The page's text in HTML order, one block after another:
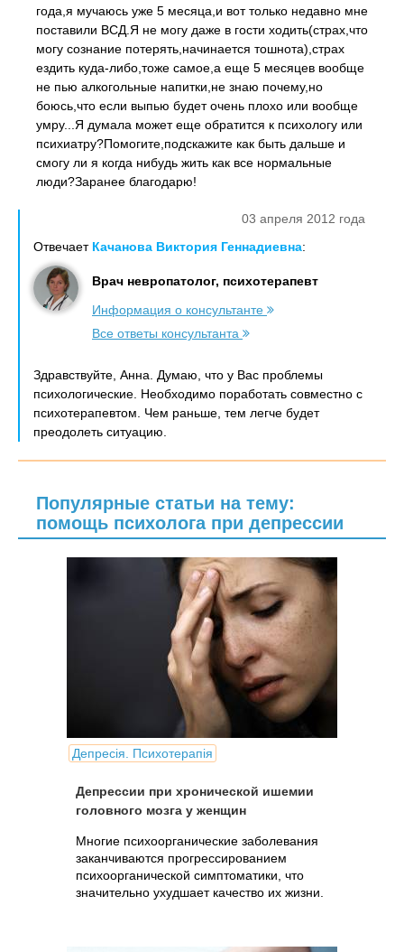
года,я мучаюсь уже 5 месяца,и вот только недавно мне
поставили ВСД.Я не могу даже в гости ходить(страх,что
могу сознание потерять,начинается тошнота),страх
ездить куда-либо,тоже самое,а еще 5 месяцев вообще
не пью алкогольные напитки,не знаю почему,но
боюсь,что если выпью будет очень плохо или вообще
умру...Я думала может еще обратится к психологу или
психиатру?Помогите,подскажите как быть дальше и
смогу ли я когда нибудь жить как все нормальные
люди?Заранее благодарю!
03 апреля 2012 года
Отвечает Качанова Виктория Геннадиевна:
Врач невропатолог, психотерапевт
Информация о консультанте
Все ответы консультанта
Здравствуйте, Анна. Думаю, что у Вас проблемы
психологические. Необходимо поработать совместно с
психотерапевтом. Чем раньше, тем легче будет
преодолеть ситуацию.
Популярные статьи на тему:
помощь психолога при депрессии
Депресія. Психотерапія
Депрессии при хронической ишемии
головного мозга у женщин
Многие психоорганические заболевания
заканчиваются прогрессированием
психоорганической симптоматики, что
значительно ухудшает качество их жизни.